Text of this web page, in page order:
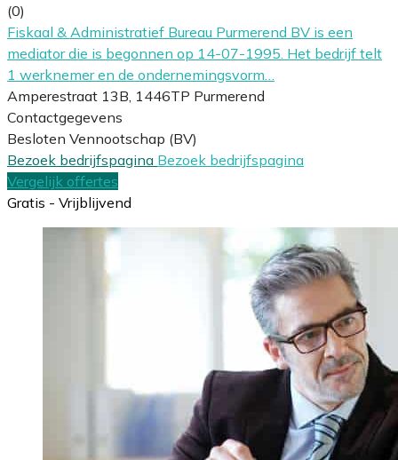
(0)
Fiskaal & Administratief Bureau Purmerend BV is een
mediator die is begonnen op 14-07-1995. Het bedrijf telt
1 werknemer en de ondernemingsvorm…
Amperestraat 13B, 1446TP Purmerend
Contactgegevens
Besloten Vennootschap (BV)
Bezoek bedrijfspagina Bezoek bedrijfspagina
Vergelijk offertes
Gratis - Vrijblijvend